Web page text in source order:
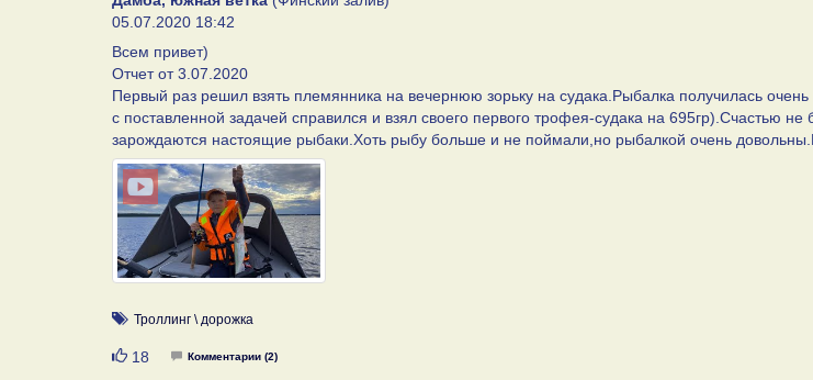
05.07.2020 18:42
Всем привет)
Отчет от 3.07.2020
Первый раз решил взять племянника на вечернюю зорьку на судака.Рыбалка получилась
с поставленной задачей справился и взял своего первого трофея-судака на 695гр).Счастью
зарождаются настоящие рыбаки.Хоть рыбу больше и не поймали,но рыбалкой очень
Троллинг \ дорожка
Нравится
18 Комментарии (2)